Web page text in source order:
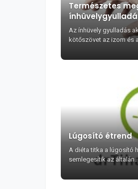
Természetes
Az ínhüvely gyulladás
kötőszövet az izom és
Lúgosító étrend
A diéta titka a lúgosító
semlegesítik az